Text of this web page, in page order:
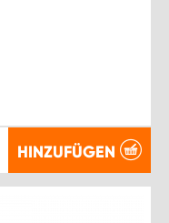
HINZUFÜGEN